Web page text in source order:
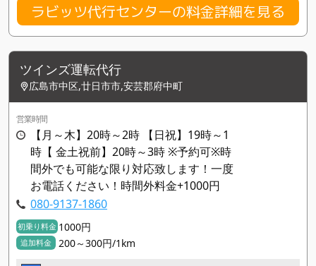
ラビッツ代行センターの料金詳細を見る
ツインズ運転代行
広島市中区,廿日市市,安芸郡府中町
営業時間
【月～木】20時～2時 【日祝】19時～1
時【 金土祝前】20時～3時 ※予約可※時
間外でも可能な限り対応致します！一度
お電話ください！時間外料金+1000円
080-9137-1860
初乗り料金 1000円
追加料金 200～300円/1km